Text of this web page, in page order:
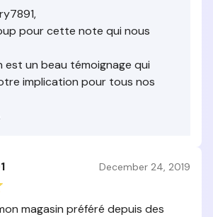
pour cette note qui nous
est un beau témoignage qui
implication pour tous nos
December 24, 2019
magasin préféré depuis des